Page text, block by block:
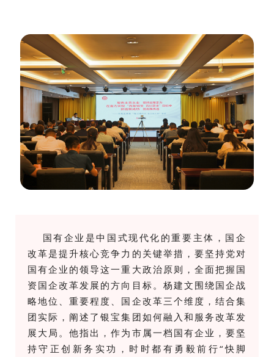
国有企业是中国式现代化的重要主体，国企
改革是提升核心竞争力的关键举措，要坚持党对
国有企业的领导这一重大政治原则，全面把握国
资国企改革发展的方向目标。 杨建文围绕国企战
略地位、重要程度、国企改革三个维度，结合集
团实际，阐述了银宝集团如何融入和服务改革发
展大局。他指出，作为市属一档国有企业， 要坚
持守正创新务实功，时时都有勇毅前行“快脚